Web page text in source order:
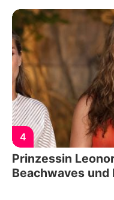
4
Prinzessin
Beachwaves und